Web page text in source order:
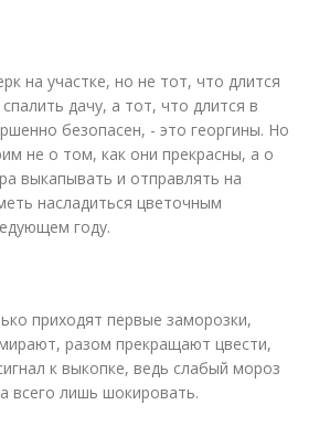
на участке, но не тот, что длится
дачу, а тот, что длится в
безопасен, - это георгины. Но
не о том, как они прекрасны, а о
выкапывать и отправлять на
насладиться цветочным
году.
приходят первые заморозки,
разом прекращают цвести,
к выкопке, ведь слабый мороз
всего лишь шокировать.